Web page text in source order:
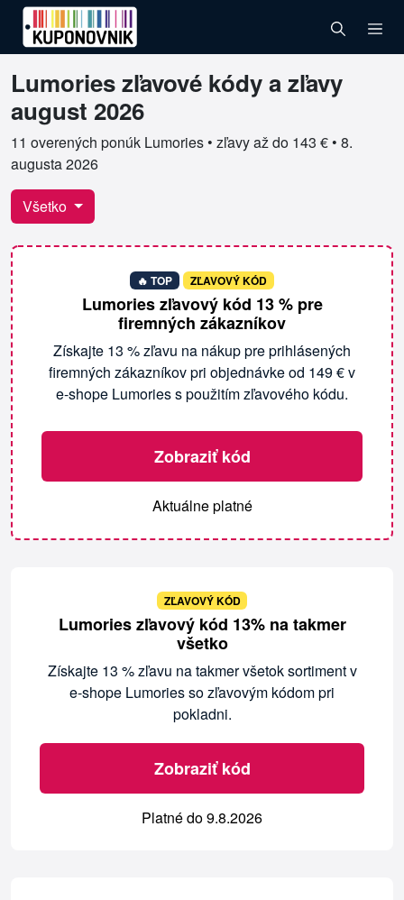
Lumories zľavové kódy a zľavy
august 2026
11 overených ponúk Lumories • zľavy až do 143 € • 8.
augusta 2026
Overené kupóny pre Lumories
Všetko
🔥 TOP ZĽAVOVÝ KÓD
Lumories zľavový kód 13 % pre
firemných zákazníkov
Získajte 13 % zľavu na nákup pre prihlásených
firemných zákazníkov pri objednávke od 149 € v
e-shope Lumories s použitím zľavového kódu.
Zobraziť kód
Aktuálne platné
ZĽAVOVÝ KÓD
Lumories zľavový kód 13% na takmer
všetko
Získajte 13 % zľavu na takmer všetok sortiment v
e-shope Lumories so zľavovým kódom pri
pokladni.
Zobraziť kód
Platné do 9.8.2026